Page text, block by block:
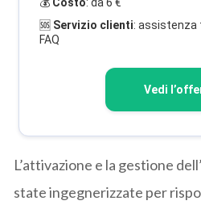
🆘 Servizio clienti: assistenza
FAQ
Vedi
L’attivazione e la gestione dell’
state ingegnerizzate per